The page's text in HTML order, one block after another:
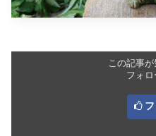
この記事
フォロ